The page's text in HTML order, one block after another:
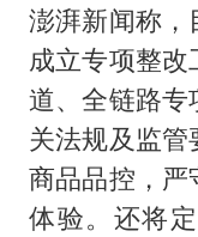
澎湃新闻称
成立专项整
道、全链路专
关法规及监
商品品控，严
体验。还将